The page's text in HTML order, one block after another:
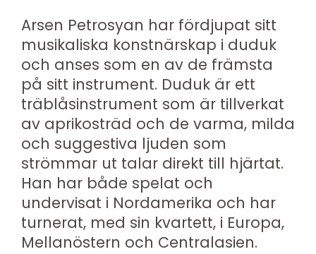
Arsen Petrosyan har fördjupat sitt
musikaliska konstnärskap i duduk
och anses som en av de främsta
på sitt instrument. Duduk är ett
träblåsinstrument som är tillverkat
av aprikosträd och de varma, milda
och suggestiva ljuden som
strömmar ut talar direkt till hjärtat.
Han har både spelat och
undervisat i Nordamerika och har
turnerat, med sin kvartett, i Europa,
Mellanöstern och Centralasien.